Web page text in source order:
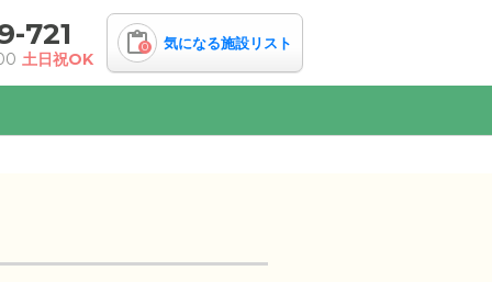
721
土日祝OK
0 気になる施設リスト